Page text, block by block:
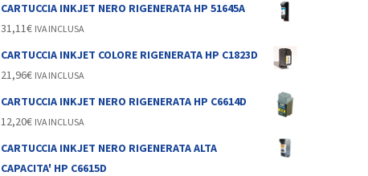
CARTUCCIA INKJET NERO RIGENERATA HP 51645A
31,11€ IVA INCLUSA
CARTUCCIA INKJET COLORE RIGENERATA HP C1823D
21,96€ IVA INCLUSA
CARTUCCIA INKJET NERO RIGENERATA HP C6614D
12,20€ IVA INCLUSA
CARTUCCIA INKJET NERO RIGENERATA ALTA
CAPACITA' HP C6615D